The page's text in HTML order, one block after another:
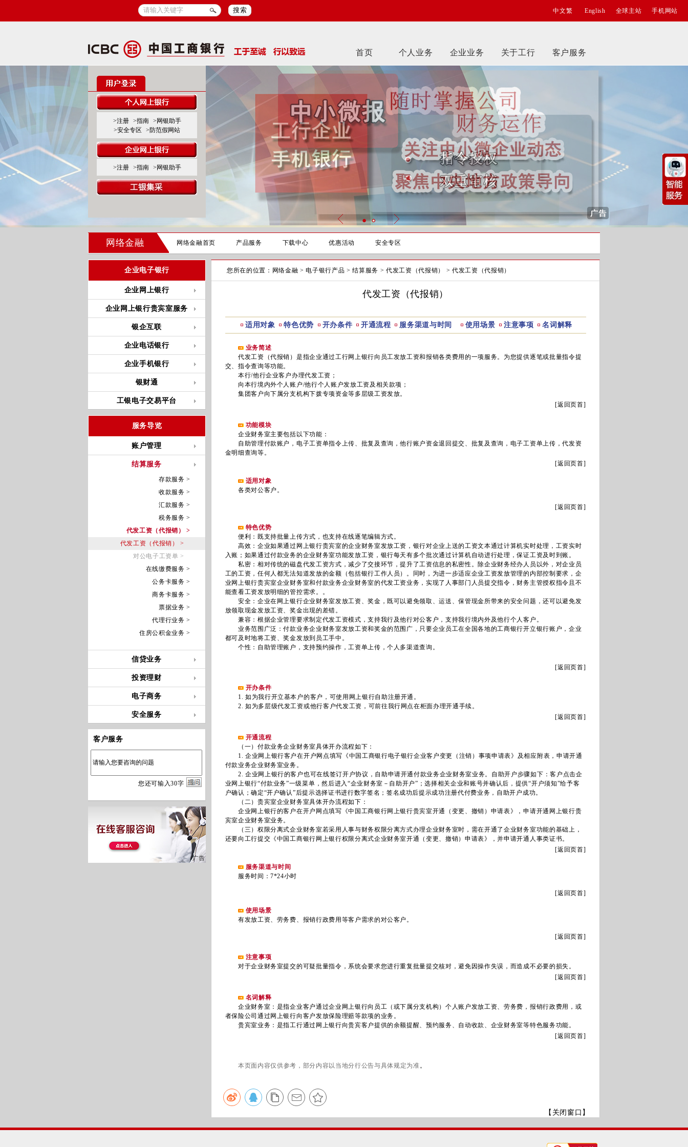
搜索 中文繁 English 全球主站 手机网站
首页 个人业务 企业业务 关于工行 客户服务
>注册 >指南
>网银助手
>安全专区
>防范假网站
>注册 >指南 >网银助手
网络金融 网络金融首页 产品服务 下载中心 优惠活动 安全专区
企业电子银行
企业网上银行
企业网上银行贵宾室服务
银企互联
企业电话银行
企业手机银行
银财通
工银电子交易平台
服务导览
账户管理
结算服务
存款服务 >
收款服务 >
汇款服务 >
税务服务 >
代发工资（代报销） >
代发工资（代报销） >
对公电子工资单 >
在线缴费服务 >
公务卡服务 >
商务卡服务 >
票据业务 >
代理行业务 >
住房公积金业务 >
信贷业务
投资理财
电子商务
安全服务
客户服务
您还可输入30字
您所在的位置： 网络金融 >电子银行产品 >结算服务 >代发工资（代报销） >代发工资（代报销）
代发工资（代报销）
适用对象 特色优势 开办条件 开通流程 服务渠道与时间 使用场景 注意事项 名词解释
业务简述
代发工资（代报销）是指企业通过工行网上银行向员工发放工资和报销各类费用的一项服务。为您提供逐笔或批量指令提
交、指令查询等功能。
本行/他行企业客户办理代发工资；
向本行境内外个人账户/他行个人账户发放工资及相关款项；
集团客户向下属分支机构下拨专项资金等多层级工资发放。
[返回页首]
功能模块
企业财务室主要包括以下功能：
自助管理付款账户，电子工资单指令上传、批复及查询，他行账户资金退回提交、批复及查询，电子工资单上传，代发资
金明细查询等。
[返回页首]
适用对象
各类对公客户。
[返回页首]
特色优势
便利：既支持批量上传方式，也支持在线逐笔编辑方式。
高效：企业如果通过网上银行贵宾室的企业财务室发放工资，银行对企业上送的工资文本通过计算机实时处理，工资实时
入账；如果通过付款业务的企业财务室功能发放工资，银行每天有多个批次通过计算机自动进行处理，保证工资及时到账。
私密：相对传统的磁盘代发工资方式，减少了交接环节，提升了工资信息的私密性。除企业财务经办人员以外，对企业员
工的工资，任何人都无法知道发放的金额（包括银行工作人员）。同时，为进一步适应企业工资发放管理的内部控制要求，企
业网上银行贵宾室企业财务室和付款业务企业财务室的代发工资业务，实现了人事部门人员提交指令，财务主管授权指令且不
能查看工资发放明细的管控需求。。
安全：企业在网上银行企业财务室发放工资、奖金，既可以避免领取、运送、保管现金所带来的安全问题，还可以避免发
放领取现金发放工资、奖金出现的差错。
兼容：根据企业管理要求制定代发工资模式，支持我行及他行对公客户，支持我行境内外及他行个人客户。
业务范围广泛：付款业务企业财务室发放工资和奖金的范围广，只要企业员工在全国各地的工商银行开立银行账户，企业
都可及时地将工资、奖金发放到员工手中。
个性：自助管理账户，支持预约操作，工资单上传，个人多渠道查询。
[返回页首]
开办条件
1. 如为我行开立基本户的客户，可使用网上银行自助注册开通。
2. 如为多层级代发工资或他行客户代发工资，可前往我行网点在柜面办理开通手续。
[返回页首]
开通流程
（一）付款业务企业财务室具体开办流程如下：
1. 企业网上银行客户在开户网点填写《中国工商银行电子银行企业客户变更（注销）事项申请表》及相应附表，申请开通
付款业务企业财务室业务。
2. 企业网上银行的客户也可在线签订开户协议，自助申请开通付款业务企业财务室业务。自助开户步骤如下：客户点击企
业网上银行“付款业务”一级菜单，然后进入“企业财务室－自助开户”；选择相关企业和账号并确认后，提供“开户须知”给予客
户确认；确定“开户确认”后提示选择证书进行数字签名；签名成功后提示成功注册代付费业务，自助开户成功。
（二）贵宾室企业财务室具体开办流程如下：
企业网上银行的客户在开户网点填写《中国工商银行网上银行贵宾室开通（变更、撤销）申请表》，申请开通网上银行贵
宾室企业财务室业务。
（三）权限分离式企业财务室若采用人事与财务权限分离方式办理企业财务室时，需在开通了企业财务室功能的基础上，
还要向工行提交《中国工商银行网上银行权限分离式企业财务室开通（变更、撤销）申请表》，并申请开通人事类证书。
[返回页首]
服务渠道与时间
服务时间：7*24小时
[返回页首]
使用场景
有发放工资、劳务费、报销行政费用等客户需求的对公客户。
[返回页首]
注意事项
对于企业财务室提交的可疑批量指令，系统会要求您进行重复批量提交核对，避免因操作失误，而造成不必要的损失。
[返回页首]
名词解释
企业财务室：是指企业客户通过企业网上银行向员工（或下属分支机构）个人账户发放工资、劳务费，报销行政费用，或
者保险公司通过网上银行向客户发放保险理赔等款项的业务。
贵宾室业务：是指工行通过网上银行向贵宾客户提供的余额提醒、预约服务、自动收款、企业财务室等特色服务功能。
[返回页首]
本页面内容仅供参考，部分内容以当地分行公告与具体规定为准。
【关闭窗口】